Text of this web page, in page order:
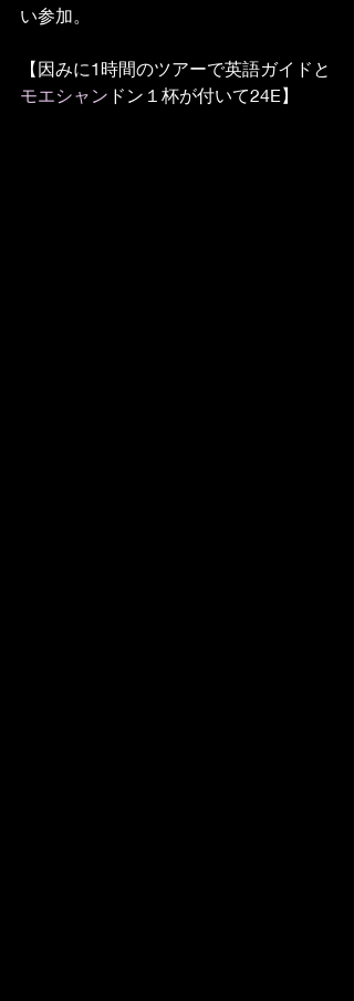
い参加。
【因みに1時間のツアーで英語ガイドと
モエシャン ドン１杯が付いて24E】